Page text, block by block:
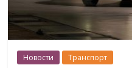
Новости Транспорт